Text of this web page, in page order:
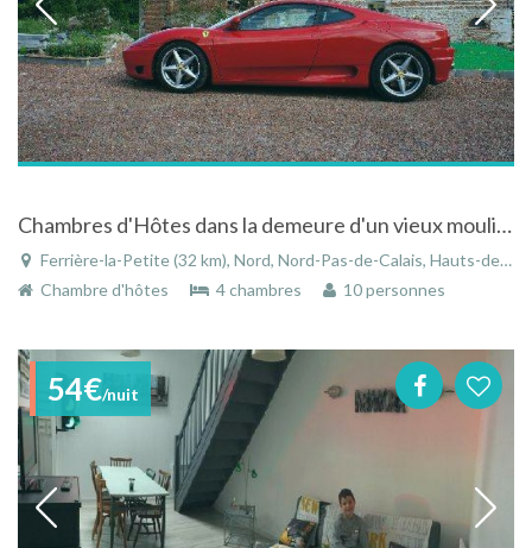
Chambres d'Hôtes dans la demeure d'un vieux moulin dans le Parc Naturel Régional de l'Avesnois
Ferrière-la-Petite (32 km), Nord, Nord-Pas-de-Calais, Hauts-de-France, France
Chambre d'hôtes
4 chambres 10 personnes
54€/nuit